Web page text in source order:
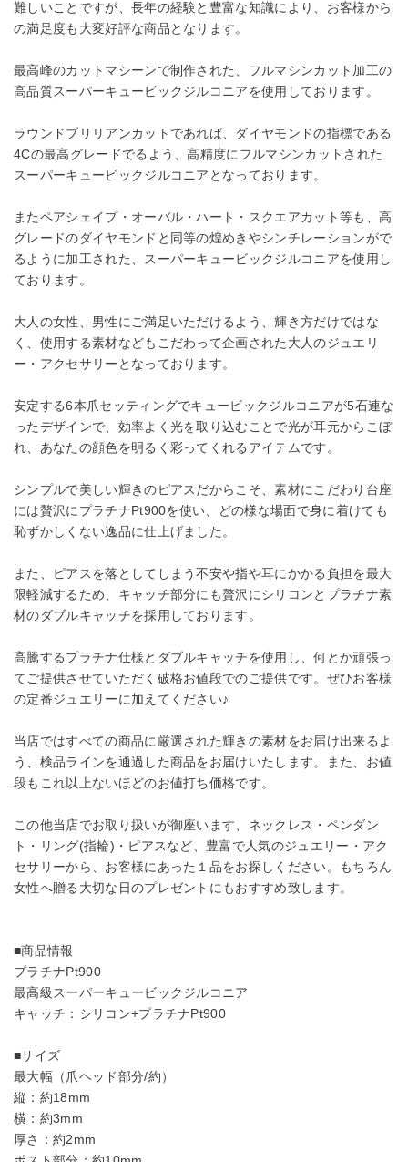
難しいことですが、長年の経験と豊富な知識により、お客様から
の満足度も大変好評な商品となります。
最高峰のカットマシーンで制作された、フルマシンカット加工の
高品質スーパーキュービックジルコニアを使用しております。
ラウンドブリリアンカットであれば、ダイヤモンドの指標である
4Cの最高グレードでるよう、高精度にフルマシンカットされた
スーパーキュービックジルコニアとなっております。
またペアシェイプ・オーバル・ハート・スクエアカット等も、高
グレードのダイヤモンドと同等の煌めきやシンチレーションがで
るように加工された、スーパーキュービックジルコニアを使用し
ております。
大人の女性、男性にご満足いただけるよう、輝き方だけではな
く、使用する素材などもこだわって企画された大人のジュエリ
ー・アクセサリーとなっております。
安定する6本爪セッティングでキュービックジルコニアが5石連な
ったデザインで、効率よく光を取り込むことで光が耳元からこぼ
れ、あなたの顔色を明るく彩ってくれるアイテムです。
シンプルで美しい輝きのピアスだからこそ、素材にこだわり台座
には贅沢にプラチナPt900を使い、どの様な場面で身に着けても
恥ずかしくない逸品に仕上げました。
また、ピアスを落としてしまう不安や指や耳にかかる負担を最大
限軽減するため、キャッチ部分にも贅沢にシリコンとプラチナ素
材のダブルキャッチを採用しております。
高騰するプラチナ仕様とダブルキャッチを使用し、何とか頑張っ
てご提供させていただく破格お値段でのご提供です。ぜひお客様
の定番ジュエリーに加えてください♪
当店ではすべての商品に厳選された輝きの素材をお届け出来るよ
う、検品ラインを通過した商品をお届けいたします。また、お値
段もこれ以上ないほどのお値打ち価格です。
この他当店でお取り扱いが御座います、ネックレス・ペンダン
ト・リング(指輪)・ピアスなど、豊富で人気のジュエリー・アク
セサリーから、お客様にあった１品をお探しください。もちろん
女性へ贈る大切な日のプレゼントにもおすすめ致します。
■商品情報
プラチナPt900
最高級スーパーキュービックジルコニア
キャッチ：シリコン+プラチナPt900
■サイズ
最大幅（爪ヘッド部分/約）
縦：約18mm
横：約3mm
厚さ：約2mm